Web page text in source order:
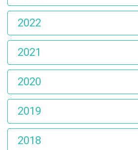
2022
2021
2020
2019
2018